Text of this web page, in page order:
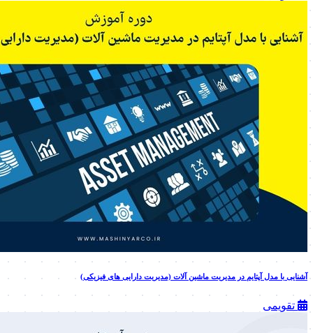
آشنایی با مدل آپتایم در مدیریت ماشین آلات (مدیریت دارایی های فیزیکی)
تقویمی